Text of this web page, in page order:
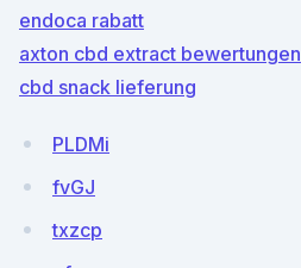
endoca rabatt
axton cbd extract bewertungen
cbd snack lieferung
PLDMi
fvGJ
txzcp